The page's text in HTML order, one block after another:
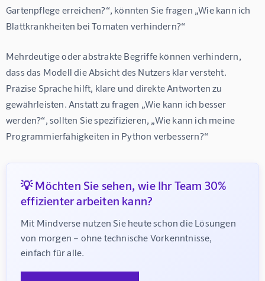
Gartenpflege erreichen?“, könnten Sie fragen „Wie kann ich
Blattkrankheiten bei Tomaten verhindern?“
Mehrdeutige oder abstrakte Begriffe können verhindern,
dass das Modell die Absicht des Nutzers klar versteht.
Präzise Sprache hilft, klare und direkte Antworten zu
gewährleisten. Anstatt zu fragen „Wie kann ich besser
werden?“, sollten Sie spezifizieren, „Wie kann ich meine
Programmierfähigkeiten in Python verbessern?“
💡 Möchten Sie sehen, wie Ihr Team 30%
effizienter arbeiten kann?
Mit Mindverse nutzen Sie heute schon die Lösungen
von morgen – ohne technische Vorkenntnisse,
einfach für alle.